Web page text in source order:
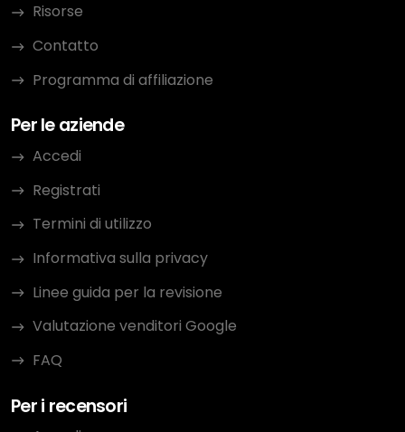
Risorse
Contatto
Programma di affiliazione
Per le aziende
Accedi
Registrati
Termini di utilizzo
Informativa sulla privacy
Linee guida per la revisione
Valutazione venditori Google
FAQ
Per i recensori